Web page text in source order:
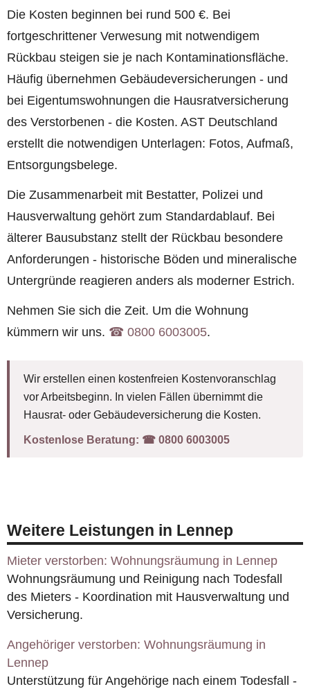
Die Kosten beginnen bei rund 500 €. Bei
fortgeschrittener Verwesung mit notwendigem
Rückbau steigen sie je nach Kontaminationsfläche.
Häufig übernehmen Gebäudeversicherungen - und
bei Eigentumswohnungen die Hausratversicherung
des Verstorbenen - die Kosten. AST Deutschland
erstellt die notwendigen Unterlagen: Fotos, Aufmaß,
Entsorgungsbelege.
Die Zusammenarbeit mit Bestatter, Polizei und
Hausverwaltung gehört zum Standardablauf. Bei
älterer Bausubstanz stellt der Rückbau besondere
Anforderungen - historische Böden und mineralische
Untergründe reagieren anders als moderner Estrich.
Nehmen Sie sich die Zeit. Um die Wohnung
kümmern wir uns. ☎︎ 0800 6003005.
Wir erstellen einen kostenfreien Kostenvoranschlag
vor Arbeitsbeginn. In vielen Fällen übernimmt die
Hausrat- oder Gebäudeversicherung die Kosten.
Kostenlose Beratung: ☎︎ 0800 6003005
Weitere Leistungen in Lennep
Mieter verstorben: Wohnungsräumung in Lennep
Wohnungsräumung und Reinigung nach Todesfall
des Mieters - Koordination mit Hausverwaltung und
Versicherung.
Angehöriger verstorben: Wohnungsräumung in
Lennep
Unterstützung für Angehörige nach einem Todesfall -